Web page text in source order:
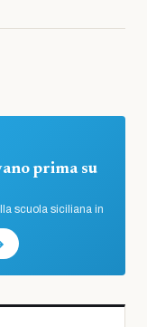
prima su
scuola siciliana in